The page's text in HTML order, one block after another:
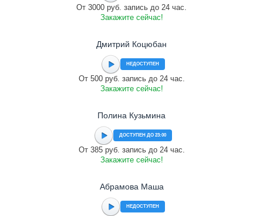
От 3000 руб. запись до 24 час.
Закажите сейчас!
Дмитрий Коцюбан
НЕДОСТУПЕН
От 500 руб. запись до 24 час.
Закажите сейчас!
Полина Кузьмина
ДОСТУПЕН ДО 23:00
От 385 руб. запись до 24 час.
Закажите сейчас!
Абрамова Маша
НЕДОСТУПЕН